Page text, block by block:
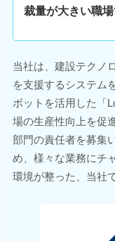
裁量が大きい職
当社は、建設テクノ
を支援するシステム
ボットを活用した「
場の生産性向上を促
部門の責任者を募集
め、様々な業務にチ
環境が整った、当社